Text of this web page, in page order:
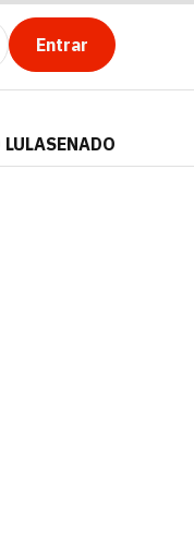
Entrar
LULASENADO